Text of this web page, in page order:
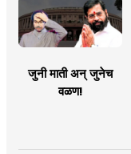
जुनी माती अन् जुनेच
वळण!